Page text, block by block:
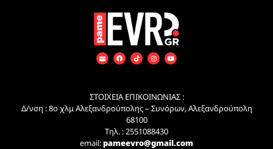
ΣΤΟΙΧΕΙΑ ΕΠΙΚΟΙΝΩΝΙΑΣ :
Δ/νση : 8ο χλμ Αλεξανδρούπολης – Συνόρων, Αλεξανδρούπολη
68100
Τηλ. : 2551088430
email:pameevro@gmail.com